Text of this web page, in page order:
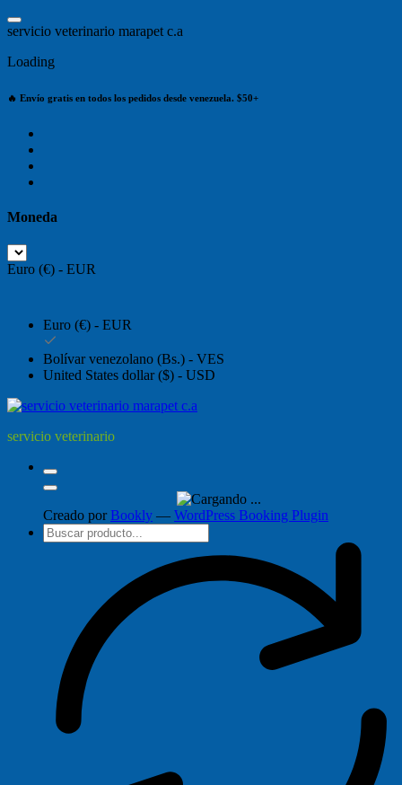
Saltar
al
servicio veterinario marapet c.a
Loading
🔥 Envío gratis en todos los pedidos desde venezuela. $50+
Moneda
Euro (€) - EUR
Euro (€) - EUR
Bolívar venezolano (Bs.) - VES
United States dollar ($) - USD
servicio veterinario
Creado por Bookly — WordPress Booking Plugin